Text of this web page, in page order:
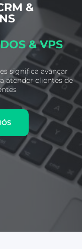
&
& VPS
significa avançar
atender clientes de